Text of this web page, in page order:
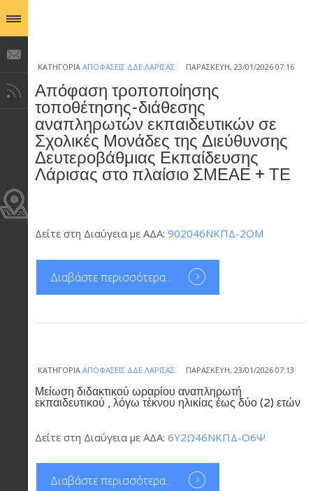
ΚΑΤΗΓΟΡΊΑ ΑΠΟΦΆΣΕΙΣ ΔΔΕ ΛΆΡΙΣΑΣ ΠΑΡΑΣΚΕΥΉ, 23/01/2026 07:16
Απόφαση τροποποίησης
τοποθέτησης-διάθεσης
αναπληρωτών εκπαιδευτικών σε
Σχολικές Μονάδες της Διεύθυνσης
Δευτεροβάθμιας Εκπαίδευσης
Λάρισας στο πλαίσιο ΣΜΕΑΕ + ΤΕ
Δείτε στη Διαύγεια με ΑΔΑ: 902046ΝΚΠΔ-2ΟΜ
Διαβάστε περισσότερα...
ΚΑΤΗΓΟΡΊΑ ΑΠΟΦΆΣΕΙΣ ΔΔΕ ΛΆΡΙΣΑΣ ΠΑΡΑΣΚΕΥΉ, 23/01/2026 07:13
Μείωση διδακτικού ωραρίου αναπληρωτή
εκπαιδευτικού , λόγω τέκνου ηλικίας έως δύο (2) ετών
Δείτε στη Διαύγεια με ΑΔΑ: 6Υ2Ω46ΝΚΠΔ-Ο6Ψ
Διαβάστε περισσότερα...